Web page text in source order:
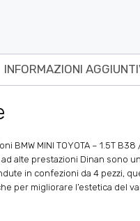
INFORMAZIONI
BMW MINI TOYOTA – 1.5T
alte prestazioni Dinan sono
in confezioni da 4 pezzi,
per migliorare l’estetica del